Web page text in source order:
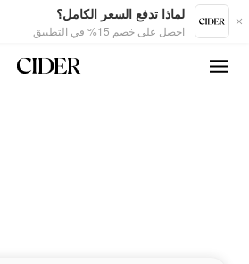
لماذا تدفع السعر الكامل؟
احصل على خصم 15% في التطبيق